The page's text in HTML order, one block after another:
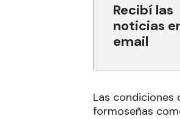
Recibí las
noticias
email
Las condiciones
formoseñas